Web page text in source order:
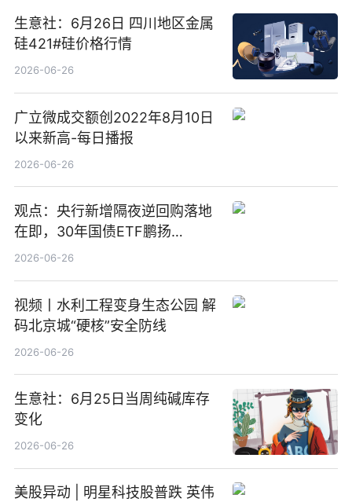
生意社：6月26日 四川地区金属
硅421#硅价格行情
2026-06-26
广立微成交额创2022年8月10日
以来新高-每日播报
2026-06-26
观点：央行新增隔夜逆回购落地
在即，30年国债ETF鹏扬
(511090) 盘中小幅上涨
2026-06-26
视频丨水利工程变身生态公园 解
码北京城“硬核”安全防线
2026-06-26
生意社：6月25日当周纯碱库存
变化
2026-06-26
美股异动 | 明星科技股普跌 英伟